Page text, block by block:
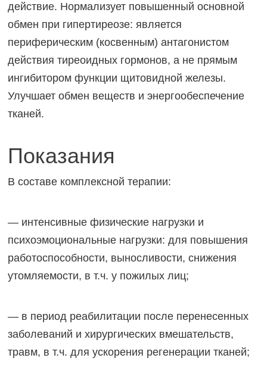
действие. Нормализует повышенный основной
обмен при гипертиреозе: является
периферическим (косвенным) антагонистом
действия тиреоидных гормонов, а не прямым
ингибитором функции щитовидной железы.
Улучшает обмен веществ и энергообеспечение
тканей.
Показания
В составе комплексной терапии:
— интенсивные физические нагрузки и
психоэмоциональные нагрузки: для повышения
работоспособности, выносливости, снижения
утомляемости, в т.ч. у пожилых лиц;
— в период реабилитации после перенесенных
заболеваний и хирургических вмешательств,
травм, в т.ч. для ускорения регенерации тканей;